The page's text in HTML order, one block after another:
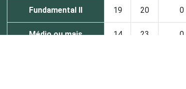
Fundamental II 19 20 0
Médio ou mais 14 23 0